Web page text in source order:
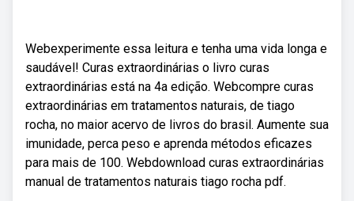
Webexperimente essa leitura e tenha uma vida longa e
saudável! Curas extraordinárias o livro curas
extraordinárias está na 4a edição. Webcompre curas
extraordinárias em tratamentos naturais, de tiago
rocha, no maior acervo de livros do brasil. Aumente sua
imunidade, perca peso e aprenda métodos eficazes
para mais de 100. Webdownload curas extraordinárias
manual de tratamentos naturais tiago rocha pdf.